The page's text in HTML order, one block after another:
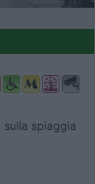
spiaggia